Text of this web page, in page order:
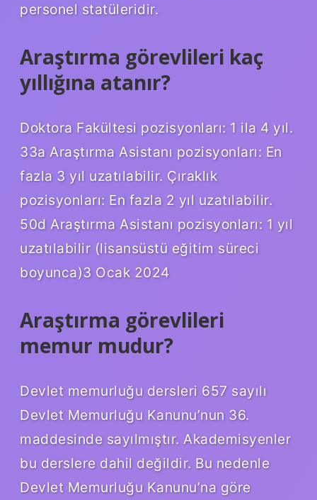
personel statüleridir.
Araştırma görevlileri kaç
yıllığına atanır?
Doktora Fakültesi pozisyonları: 1 ila 4 yıl.
33a Araştırma Asistanı pozisyonları: En
fazla 3 yıl uzatılabilir. Çıraklık
pozisyonları: En fazla 2 yıl uzatılabilir.
50d Araştırma Asistanı pozisyonları: 1 yıl
uzatılabilir (lisansüstü eğitim süreci
boyunca)3 Ocak 2024
Araştırma görevlileri
memur mudur?
Devlet memurluğu dersleri 657 sayılı
Devlet Memurluğu Kanunu’nun 36.
maddesinde sayılmıştır. Akademisyenler
bu derslere dahil değildir. Bu nedenle
Devlet Memurluğu Kanunu’na göre